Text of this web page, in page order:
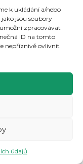
k ukládání a/nebo
jsou soubory
zpracovávat
ID na tomto
nepříznivě ovlivnit
údajů
dveří ve
možnost
či zakoupit si
změřit tlak.
všem za účast